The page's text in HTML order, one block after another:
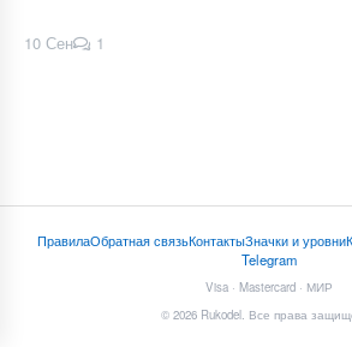
10 Сен 1
ПравилаОбратная связьКонтактыЗначки и уровни
Telegram
Visa · Mastercard · МИР
© 2026 Rukodel. Все права